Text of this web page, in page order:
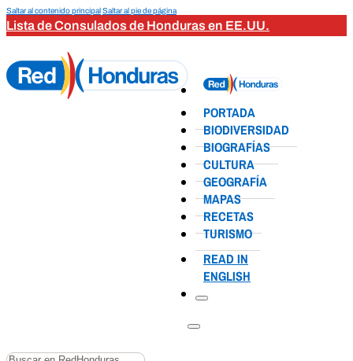
Saltar al contenido principalSaltar al pie de página
Lista de Consulados de Honduras en EE.UU.
PORTADA
BIODIVERSIDAD
BIOGRAFÍAS
CULTURA
GEOGRAFÍA
MAPAS
RECETAS
TURISMO
READ IN
ENGLISH
Buscar